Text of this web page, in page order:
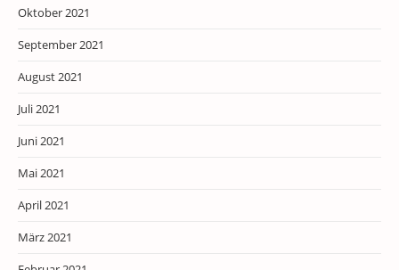
Oktober 2021
September 2021
August 2021
Juli 2021
Juni 2021
Mai 2021
April 2021
März 2021